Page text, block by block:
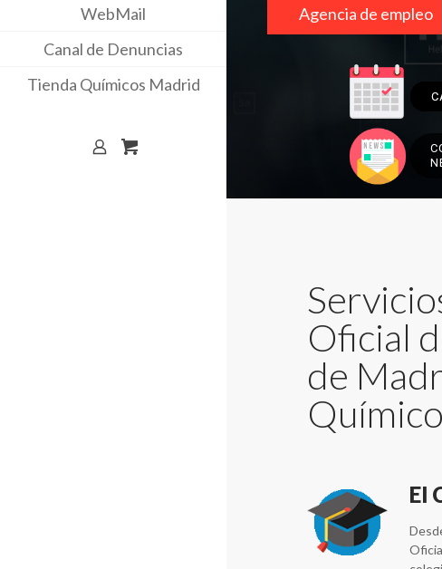
WebMail
Canal de Denuncias
Tienda Químicos Madrid
Agencia de empleo
Oficial
de
El